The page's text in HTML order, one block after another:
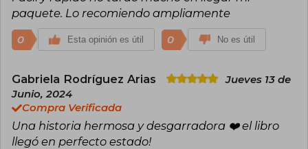
paquete. Lo recomiendo ampliamente
0 Esta opinión es útil 0 No es útil
Gabriela Rodríguez Arias
Jueves 13 de
Junio, 2024
Compra Verificada
Una historia hermosa y desgarradora ❤️ el libro
llegó en perfecto estado!